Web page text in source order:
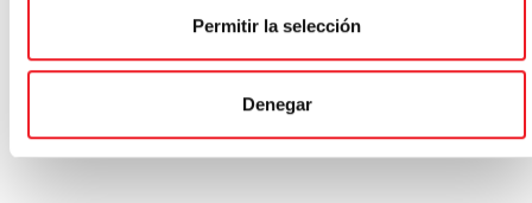
Permitir la selección
Denegar
91 088 94 04
tu consulta a través del formulario.